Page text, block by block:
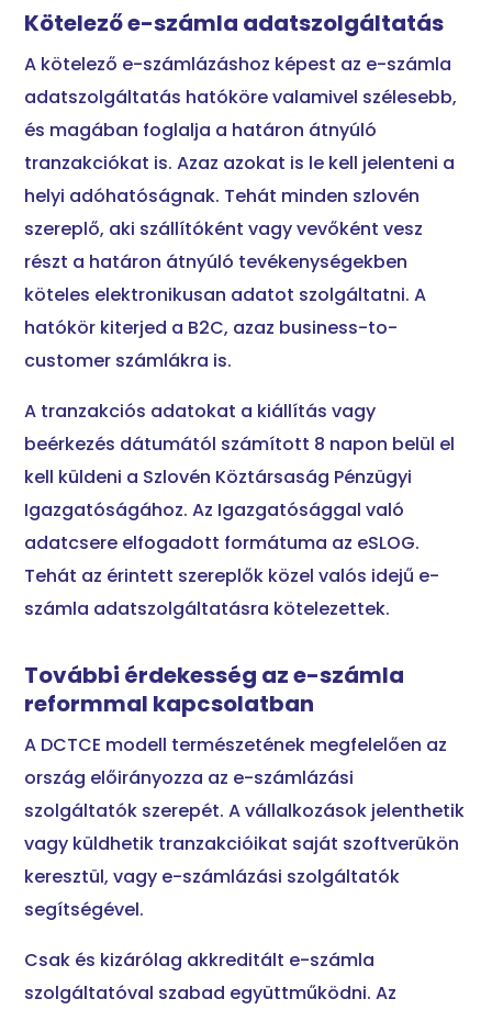
Kötelező e-számla adatszolgáltatás
A kötelező e-számlázáshoz képest az e-számla
adatszolgáltatás hatóköre valamivel szélesebb,
és magában foglalja a határon átnyúló
tranzakciókat is. Azaz azokat is le kell jelenteni a
helyi adóhatóságnak. Tehát minden szlovén
szereplő, aki szállítóként vagy vevőként vesz
részt a határon átnyúló tevékenységekben
köteles elektronikusan adatot szolgáltatni. A
hatókör kiterjed a B2C, azaz business-to-
customer számlákra is.
A tranzakciós adatokat a kiállítás vagy
beérkezés dátumától számított 8 napon belül el
kell küldeni a Szlovén Köztársaság Pénzügyi
Igazgatóságához. Az Igazgatósággal való
adatcsere elfogadott formátuma az eSLOG.
Tehát az érintett szereplők közel valós idejű e-
számla adatszolgáltatásra kötelezettek.
További érdekesség az e-számla
reformmal kapcsolatban
A DCTCE modell természetének megfelelően az
ország előirányozza az e-számlázási
szolgáltatók szerepét. A vállalkozások jelenthetik
vagy küldhetik tranzakcióikat saját szoftverükön
keresztül, vagy e-számlázási szolgáltatók
segítségével.
Csak és kizárólag akkreditált e-számla
szolgáltatóval szabad együttműködni. Az